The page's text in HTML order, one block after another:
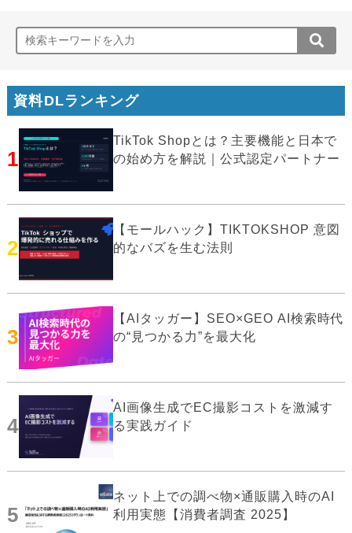
資料DLランキング
1
TikTok Shopとは？主要機能と日本で
の始め方を解説｜公式認定パートナー
2
【モールハック】TIKTOKSHOP 意図
的なバズを生む法則
3
【AIタッガー】SEO×GEO AI検索時代
の“見つかる力”を最大化
4
AI画像生成でEC撮影コストを激減す
る実践ガイド
5
ネット上での調べ物×通販購入時のAI
利用実態【消費者調査 2025】